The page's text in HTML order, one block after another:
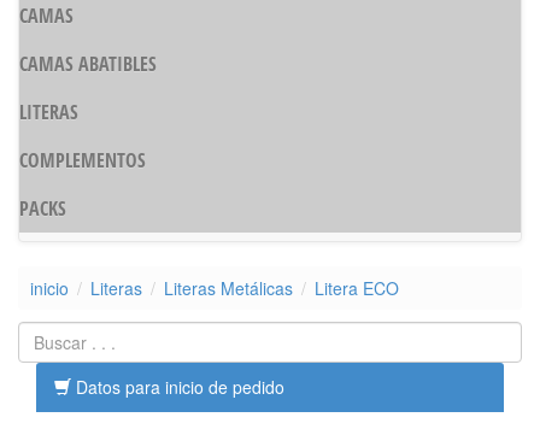
CAMAS
CAMAS ABATIBLES
LITERAS
COMPLEMENTOS
PACKS
inicio Literas Literas Metálicas Litera ECO
Datos para inicio de pedido